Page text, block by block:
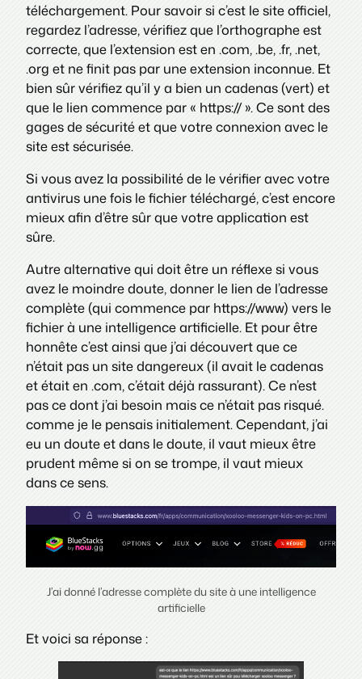
téléchargement. Pour savoir si c’est le site officiel,
regardez l’adresse, vérifiez que l’orthographe est
correcte, que l’extension est en .com, .be, .fr, .net,
.org et ne finit pas par une extension inconnue. Et
bien sûr vérifiez qu’il y a bien un cadenas (vert) et
que le lien commence par « https:// ». Ce sont des
gages de sécurité et que votre connexion avec le
site est sécurisée.
Si vous avez la possibilité de le vérifier avec votre
antivirus une fois le fichier téléchargé, c’est encore
mieux afin d’être sûr que votre application est
sûre.
Autre alternative qui doit être un réflexe si vous
avez le moindre doute, donner le lien de l’adresse
complète (qui commence par https://www) vers le
fichier à une intelligence artificielle. Et pour être
honnête c’est ainsi que j’ai découvert que ce
n’était pas un site dangereux (il avait le cadenas
et était en .com, c’était déjà rassurant). Ce n’est
pas ce dont j’ai besoin mais ce n’était pas risqué.
comme je le pensais initialement. Cependant, j’ai
eu un doute et dans le doute, il vaut mieux être
prudent même si on se trompe, il vaut mieux
dans ce sens.
J’ai donné l’adresse complète du site à une intelligence
artificielle
Et voici sa réponse :